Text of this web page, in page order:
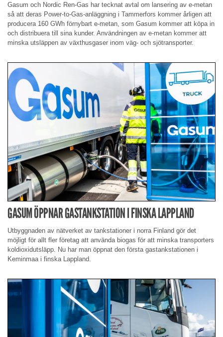
Gasum och Nordic Ren-Gas har tecknat avtal om lansering av e-metan
så att deras Power-to-Gas-anläggning i Tammerfors kommer årligen att
producera 160 GWh förnybart e-metan, som Gasum kommer att köpa in
och distribuera till sina kunder. Användningen av e-metan kommer att
minska utsläppen av växthusgaser inom väg- och sjötransporter.
GASUM ÖPPNAR GASTANKSTATION I FINSKA LAPPLAND
Utbyggnaden av nätverket av tankstationer i norra Finland gör det
möjligt för allt fler företag att använda biogas för att minska transporters
koldioxidutsläpp. Nu har man öppnat den första gastankstationen i
Keminmaa i finska Lappland.